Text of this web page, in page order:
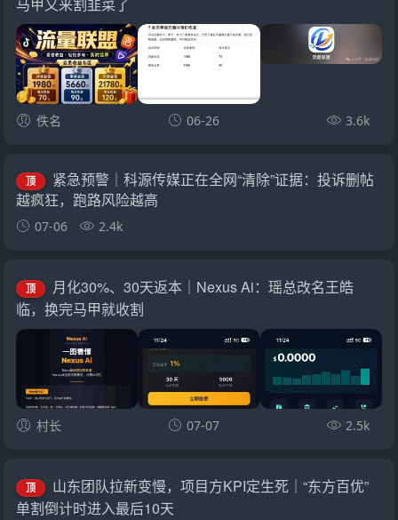
马甲又来割韭菜了
佚名 06-26 3.6k
顶
紧急预警｜科源传媒正在全网“清除”证据：投诉删帖
越疯狂，跑路风险越高
07-06 2.4k
顶
月化30%、30天返本｜Nexus Ai：瑶总改名王皓
临，换完马甲就收割
村长 07-07 2.5k
顶
山东团队拉新变慢，项目方KPI定生死｜“东方百优”
单割倒计时进入最后10天